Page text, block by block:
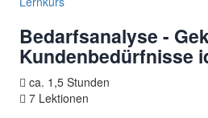
Bedarfsanalyse -
Kundenbedürfnisse
ca. 1,5 Stunden
7 Lektionen